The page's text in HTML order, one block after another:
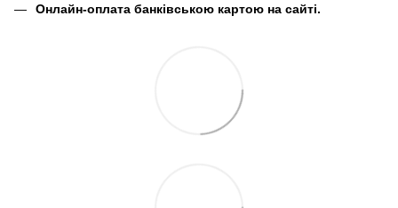
Онлайн-оплата банківською картою на сайті.